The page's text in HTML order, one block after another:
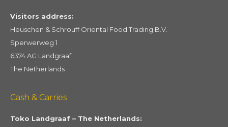
Visitors address:
Heuschen & Schrouff Oriental Food Trading B.V.
Sperwerweg 1
6374 AG Landgraaf
The Netherlands
Cash & Carries
Toko Landgraaf – The Netherlands: